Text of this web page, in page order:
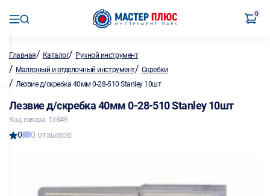
0
Главная/ Каталог/ Ручной инструмент
/ Малярный и отделочный инструмент/ Скребки
/ Лезвие д/скребка 40мм 0-28-510 Stanley 10шт
Лезвие д/скребка 40мм 0-28-510 Stanley 10шт
Код товара: 13849
0 0 отзывов